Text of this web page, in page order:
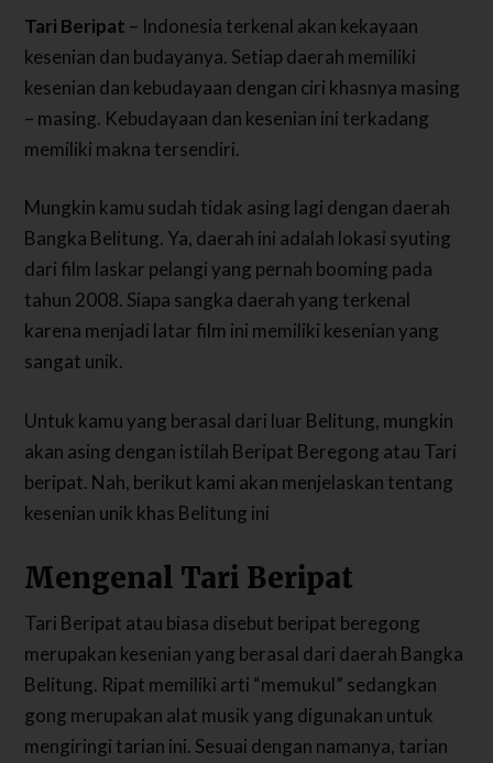
Tari Beripat – Indonesia terkenal akan kekayaan
kesenian dan budayanya. Setiap daerah memiliki
kesenian dan kebudayaan dengan ciri khasnya masing
– masing. Kebudayaan dan kesenian ini terkadang
memiliki makna tersendiri.
Mungkin kamu sudah tidak asing lagi dengan daerah
Bangka Belitung. Ya, daerah ini adalah lokasi syuting
dari film laskar pelangi yang pernah booming pada
tahun 2008. Siapa sangka daerah yang terkenal
karena menjadi latar film ini memiliki kesenian yang
sangat unik.
Untuk kamu yang berasal dari luar Belitung, mungkin
akan asing dengan istilah Beripat Beregong atau Tari
beripat. Nah, berikut kami akan menjelaskan tentang
kesenian unik khas Belitung ini
Mengenal Tari Beripat
Tari Beripat atau biasa disebut beripat beregong
merupakan kesenian yang berasal dari daerah Bangka
Belitung. Ripat memiliki arti “memukul” sedangkan
gong merupakan alat musik yang digunakan untuk
mengiringi tarian ini. Sesuai dengan namanya, tarian